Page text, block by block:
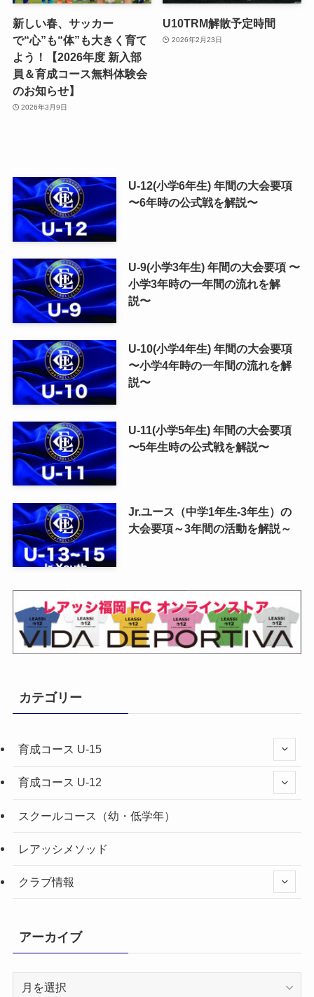
新しい春、サッカー
で“心”も“体”も大きく育て
よう！【2026年度 新入部
員＆育成コース無料体験会
のお知らせ】
2026年3月9日
U10TRM解散予定時間
2026年2月23日
U-12(小学6年生) 年間の大会要項
〜6年時の公式戦を解説〜
U-9(小学3年生) 年間の大会要項 〜
小学3年時の一年間の流れを解
説〜
U-10(小学4年生) 年間の大会要項
〜小学4年時の一年間の流れを解
説〜
U-11(小学5年生) 年間の大会要項
〜5年生時の公式戦を解説〜
Jr.ユース（中学1年生-3年生）の
大会要項～3年間の活動を解説～
カテゴリー
育成コース U-15
育成コース U-12
スクールコース（幼・低学年）
レアッシメソッド
クラブ情報
アーカイブ